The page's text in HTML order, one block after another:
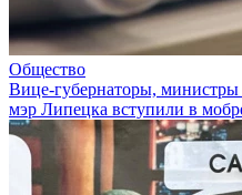
Общество
Вице-губернаторы, министры
мэр Липецка вступили в